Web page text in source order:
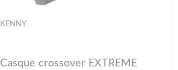
KENNY
Casque crossover EXTREME